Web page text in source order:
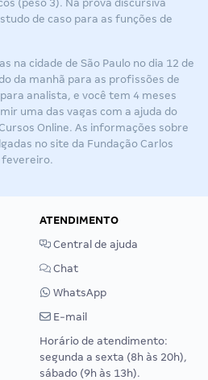
(peso 3). Na prova discursiva
de caso para as funções de
na cidade de São Paulo no dia 12 de
da manhã para as profissões de
analista, e você tem 4 meses
uma das vagas com a ajuda do
Online. As informações sobre
no site da Fundação Carlos
fevereiro.
ATENDIMENTO
Central de ajuda
Chat
WhatsApp
E-mail
Horário de atendimento:
segunda a sexta (8h às 20h),
sábado (9h às 13h).